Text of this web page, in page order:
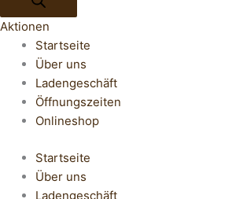
Aktionen
Startseite
Über uns
Ladengeschäft
Öffnungszeiten
Onlineshop
Startseite
Über uns
Ladengeschäft